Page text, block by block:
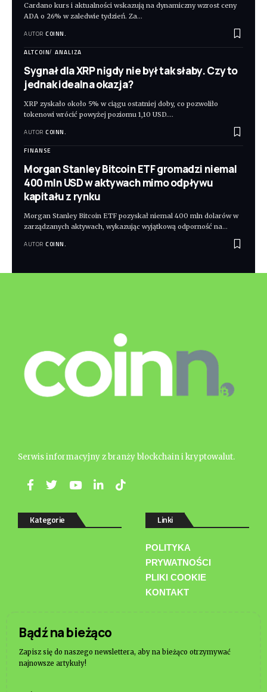
Cardano kurs i aktualności wskazują na dynamiczny wzrost ceny
ADA o 26% w zaledwie tydzień. Za…
AUTOR COINN.
ALTCOIN ANALIZA
Sygnał dla XRP nigdy nie był tak słaby. Czy to
jednak idealna okazja?
XRP zyskało około 5% w ciągu ostatniej doby, co pozwoliło
tokenowi wrócić powyżej poziomu 1,10 USD.…
AUTOR COINN.
FINANSE
Morgan Stanley Bitcoin ETF gromadzi niemal
400 mln USD w aktywach mimo odpływu
kapitału z rynku
Morgan Stanley Bitcoin ETF pozyskał niemal 400 mln dolarów w
zarządzanych aktywach, wykazując wyjątkową odporność na…
AUTOR COINN.
Serwis informacyjny z branży blockchain i kryptowalut.
Kategorie Linki
POLITYKA
PRYWATNOŚCI
PLIKI COOKIE
KONTAKT
Bądź na bieżąco
Zapisz się do naszego newslettera, aby na bieżąco otrzymywać
najnowsze artykuły!